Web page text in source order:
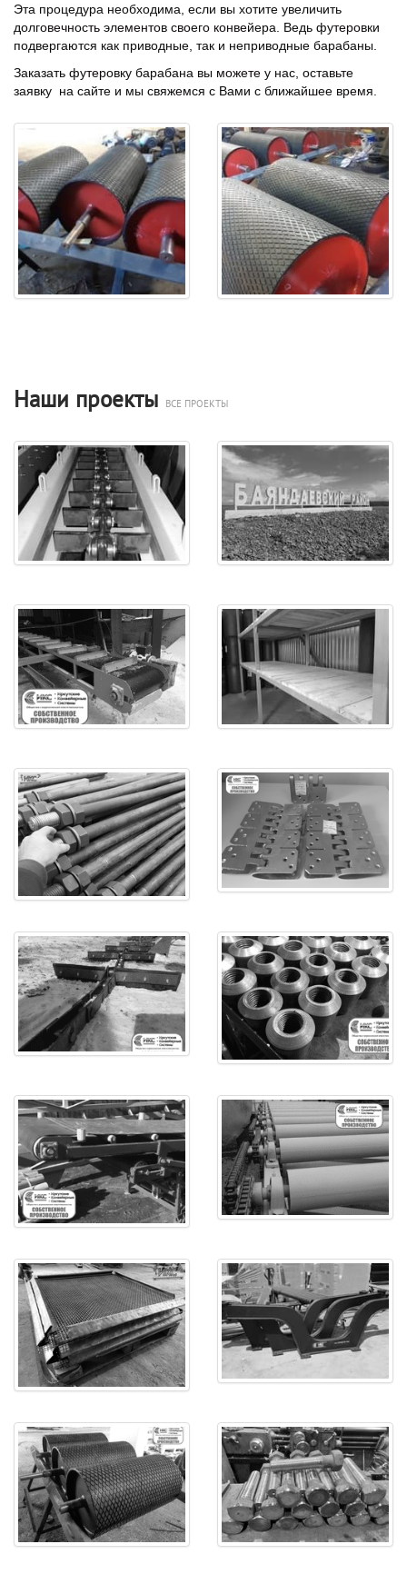
Эта процедура необходима, если вы хотите увеличить
долговечность элементов своего конвейера. Ведь футеровки
подвергаются как приводные, так и неприводные барабаны.
Заказать футеровку барабана вы можете у нас, оставьте
заявку на сайте и мы свяжемся с Вами с ближайшее время.
Наши проекты ВСЕ ПРОЕКТЫ